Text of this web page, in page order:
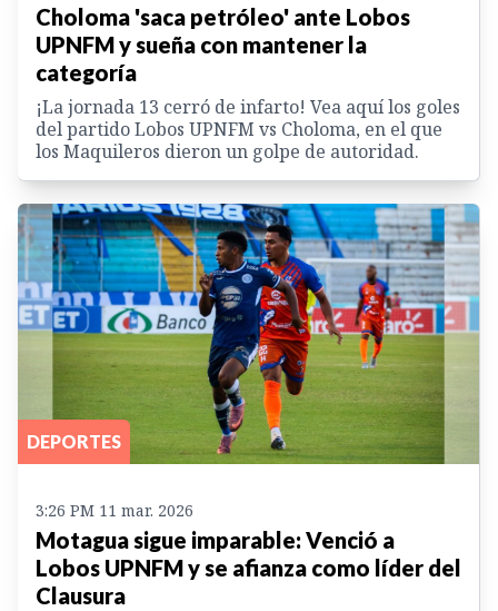
Choloma 'saca petróleo' ante Lobos
UPNFM y sueña con mantener la
categoría
¡La jornada 13 cerró de infarto! Vea aquí los goles
del partido Lobos UPNFM vs Choloma, en el que
los Maquileros dieron un golpe de autoridad.
DEPORTES
3:26 PM 11 mar. 2026
Motagua sigue imparable: Venció a
Lobos UPNFM y se afianza como líder del
Clausura